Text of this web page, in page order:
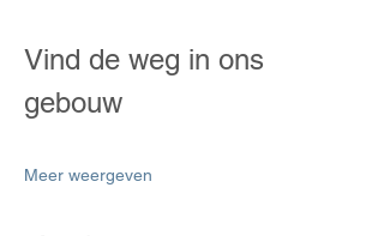
Vind de weg in ons
gebouw
Meer weergeven